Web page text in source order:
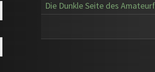
Die Dunkle Seite des